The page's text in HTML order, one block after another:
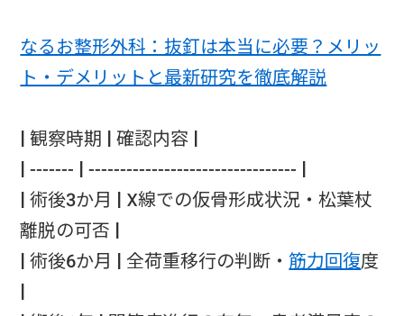
なるお整形外科：抜釘は本当に必要？メリッ
ト・デメリットと最新研究を徹底解説
| 観察時期 | 確認内容 |
| ------- | --------------------------------- |
| 術後3か月 | X線での仮骨形成状況・松葉杖
離脱の可否 |
| 術後6か月 | 全荷重移行の判断・筋力回復度
|